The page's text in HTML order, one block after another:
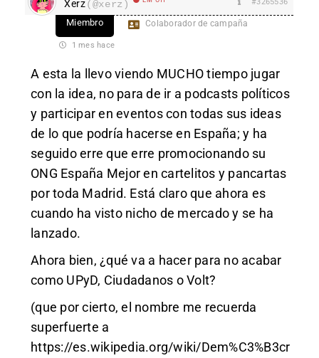
Xerz(@xerz)
Miembro Colaborador de campaña
1 mes hace
A esta la llevo viendo MUCHO tiempo jugar
con la idea, no para de ir a podcasts políticos
y participar en eventos con todas sus ideas
de lo que podría hacerse en España; y ha
seguido erre que erre promocionando su
ONG España Mejoren cartelitos y pancartas
por toda Madrid. Está claro que ahora es
cuando ha visto nicho de mercado y se ha
lanzado.
Ahora bien, ¿qué va a hacer para no acabar
como UPyD, Ciudadanos o Volt?
(que por cierto, el nombre me recuerda
superfuerte a
https://es.wikipedia.org/wiki/Dem%C3%B3cr